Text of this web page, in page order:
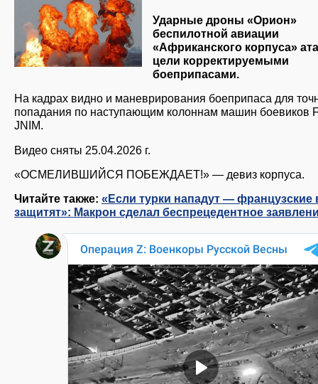
Ударные дроны «Орион»
беспилотной авиации
«Африканского корпуса»
цели корректируемыми
боеприпасами.
На кадрах видно и маневрирования боеприпаса для
попадания по наступающим колоннам машин боевиков
JNIM.
Видео сняты 25.04.2026 г.
«ОСМЕЛИВШИЙСЯ ПОБЕЖДАЕТ!» — девиз корпуса.
Читайте также: «Если турки нападут — французские
защитят»: Макрон сделал беспрецедентное